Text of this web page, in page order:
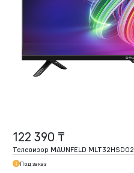
122 390 ₸
Телевизор MAUNFELD MLT32HSD02
Под заказ